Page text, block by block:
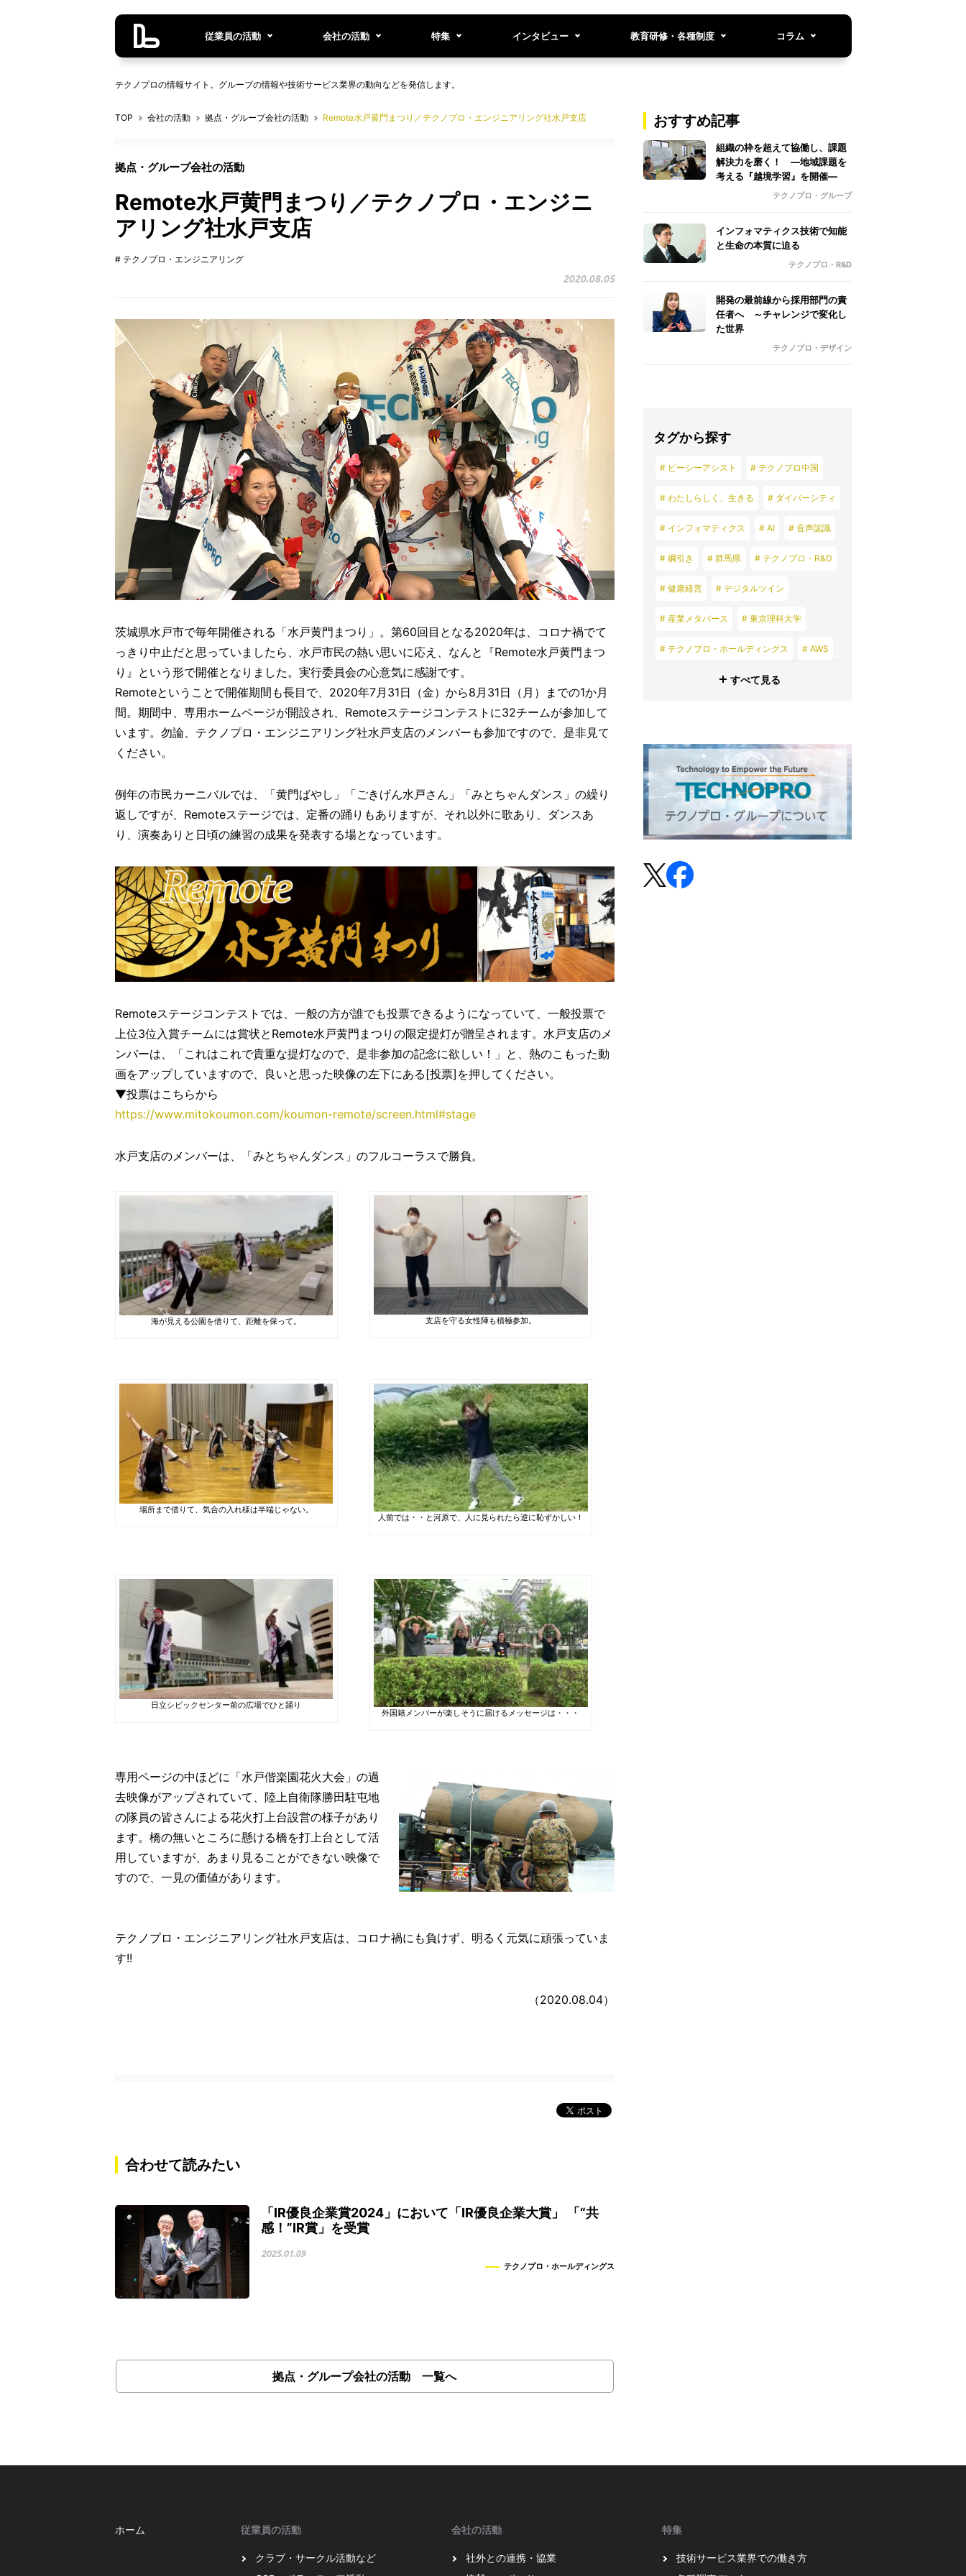
従業員の活動 会社の活動 特集 インタビュー 教育研修・各種制度 コラム
テクノプロの情報サイト。グループの情報や技術サービス業界の動向などを発信します。
TOP 会社の活動 拠点・グループ会社の活動 Remote水戸黄門まつり／テクノプロ・エンジニアリング社水戸支店
拠点・グループ会社の活動
Remote水戸黄門まつり／テクノプロ・エンジニ
アリング社水戸支店
# テクノプロ・エンジニアリング
2020.08.05
茨城県水戸市で毎年開催される「水戸黄門まつり」。第60回目となる2020年は、コロナ禍でて
っきり中止だと思っていましたら、水戸市民の熱い思いに応え、なんと『Remote水戸黄門まつ
り』という形で開催となりました。実行委員会の心意気に感謝です。
Remoteということで開催期間も長目で、2020年7月31日（金）から8月31日（月）までの1か月
間。期間中、専用ホームページが開設され、Remoteステージコンテストに32チームが参加して
います。勿論、テクノプロ・エンジニアリング社水戸支店のメンバーも参加ですので、是非見て
ください。
例年の市民カーニバルでは、「黄門ばやし」「ごきげん水戸さん」「みとちゃんダンス」の繰り
返しですが、Remoteステージでは、定番の踊りもありますが、それ以外に歌あり、ダンスあ
り、演奏ありと日頃の練習の成果を発表する場となっています。
Remoteステージコンテストでは、一般の方が誰でも投票できるようになっていて、一般投票で
上位3位入賞チームには賞状とRemote水戸黄門まつりの限定提灯が贈呈されます。水戸支店のメ
ンバーは、「これはこれで貴重な提灯なので、是非参加の記念に欲しい！」と、熱のこもった動
画をアップしていますので、良いと思った映像の左下にある[投票]を押してください。
▼投票はこちらから
https://www.mitokoumon.com/koumon-remote/screen.html#stage
水戸支店のメンバーは、「みとちゃんダンス」のフルコーラスで勝負。
海が見える公園を借りて、距離を保って。 支店を守る女性陣も積極参加。
場所まで借りて、気合の入れ様は半端じゃない。
人前では・・と河原で、人に見られたら逆に恥ずかしい！
日立シビックセンター前の広場でひと踊り
外国籍メンバーが楽しそうに届けるメッセージは・・・
専用ページの中ほどに「水戸偕楽園花火大会」の過
去映像がアップされていて、陸上自衛隊勝田駐屯地
の隊員の皆さんによる花火打上台設営の様子があり
ます。橋の無いところに懸ける橋を打上台として活
用していますが、あまり見ることができない映像で
すので、一見の価値があります。
テクノプロ・エンジニアリング社水戸支店は、コロナ禍にも負けず、明るく元気に頑張っていま
す!!
（2020.08.04）
合わせて読みたい
「IR優良企業賞2024」において「IR優良企業大賞」 「“共
感！”IR賞」を受賞
2025.01.09
テクノプロ・ホールディングス
拠点・グループ会社の活動 一覧へ
おすすめ記事
組織の枠を超えて協働し、課題
解決力を磨く！ ―地域課題を
考える『越境学習』を開催―
テクノプロ・グループ
インフォマティクス技術で知能
と生命の本質に迫る
テクノプロ・R&D
開発の最前線から採用部門の責
任者へ ～チャレンジで変化し
た世界
テクノプロ・デザイン
タグから探す
# ピーシーアシスト # テクノプロ中国
# わたしらしく、生きる # ダイバーシティ
# インフォマティクス # AI # 音声認識
# 綱引き # 群馬県 # テクノプロ・R&D
# 健康経営 # デジタルツイン
# 産業メタバース # 東京理科大学
# テクノプロ・ホールディングス # AWS
# テクノブレーン # テクノプロ・グループ
# テクノプロ・デザイン
# テクノプロ・エンジニアリング
# テクノプロ・コンストラクション
すべて見る
ホーム 従業員の活動
クラブ・サークル活動など
会社の活動
社外との連携・協業
特集
技術サービス業界での働き方